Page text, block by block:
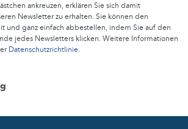
ankreuzen, erklären Sie sich damit
Newsletter zu erhalten. Sie können den
und ganz einfach abbestellen, indem Sie auf den
jedes Newsletters klicken. Weitere Informationen
Datenschutzrichtlinie.